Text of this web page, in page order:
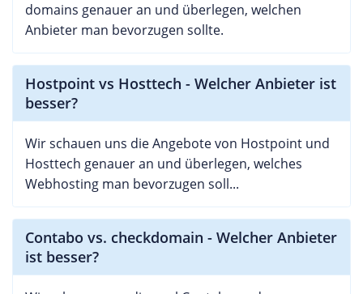
domains genauer an und überlegen, welchen
Anbieter man bevorzugen sollte.
Hostpoint vs Hosttech - Welcher Anbieter ist
besser?
Wir schauen uns die Angebote von Hostpoint und
Hosttech genauer an und überlegen, welches
Webhosting man bevorzugen soll...
Contabo vs. checkdomain - Welcher Anbieter
ist besser?